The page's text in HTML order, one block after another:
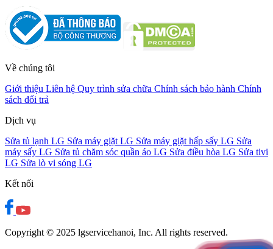
Về chúng tôi
Giới thiệu Liên hệ Quy trình sửa chữa Chính sách bảo hành Chính
sách đổi trả
Dịch vụ
Sửa tủ lạnh LG Sửa máy giặt LG Sửa máy giặt hấp sấy LG Sửa
máy sấy LG Sửa tủ chăm sóc quần áo LG Sửa điều hòa LG Sửa tivi
LG Sửa lò vi sóng LG
Kết nối
Copyright © 2025 lgservicehanoi, Inc. All rights reserved.